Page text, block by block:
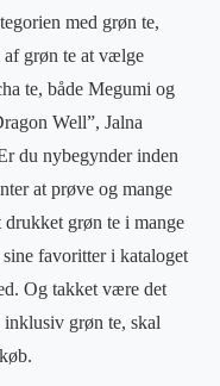
med grøn te,
af grøn te at vælge
te, både Megumi og
Well”, Jalna
du nybegynder inden
at prøve og mange
grøn te i mange
favoritter i kataloget
Og takket være det
grøn te, skal